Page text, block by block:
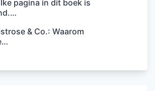
pagina in dit boek is
& Co.: Waarom